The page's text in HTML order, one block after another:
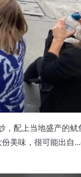
，配上当地盛产的鱿
美味，很可能出自